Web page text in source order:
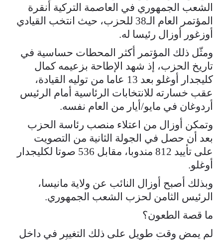
الشعب الجمهوري في العاصمة التركية أنقرة
المؤتمر العام الـ38 للحزب، حيث انتخب القيادي
أوزغور أوزال رئيسا له.
ومثّل ذلك المؤتمر أكثر المحطات حساسية في
تاريخ الحزب، إذ شهد الإطاحة بزعيمه كمال
كليجدار أوغلو بعد 13 عاما من توليه القيادة،
عقب خسارته للانتخابات الرئاسية أمام الرئيس
أردوغان في مايو/أيار من العام نفسه.
وتمكن أوزال من اعتلاء منصب رئاسة الحزب
بعد أن حصل في الجولة الثانية من التصويت
على تأييد 812 مندوبا، مقابل 536 صوتا لكليجدار
أوغلو.
وبذلك أصبح أوزال النائب عن ولاية مانيسا،
الرئيس الثامن لحزب الشعب الجمهوري.
ما قصة الطعون؟
لم يمضِ وقت طويل على ذلك التغيير في داخل